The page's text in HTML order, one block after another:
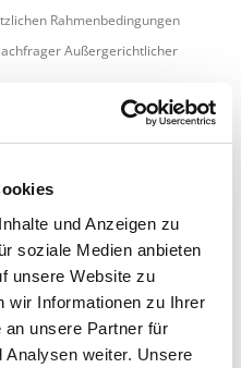
und Anzeigen zu
soziale Medien anbieten
unsere Website zu
wir Informationen zu Ihrer
an unsere Partner für
Analysen weiter. Unsere
Rahmenbedingungen
Außergerichtlicher
für Streitbeileger und
Projektabwicklung zur
für Planerverträge
Sundermeier, Berlin